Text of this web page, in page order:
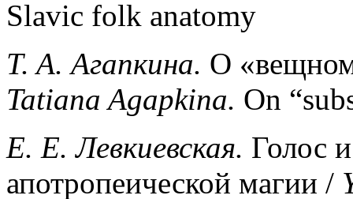
Slavic folk anatomy
T. A. Агапкина. О
Tatiana Agapkina. On
E. E. Левкиевская. Голос
апотропеической магии /